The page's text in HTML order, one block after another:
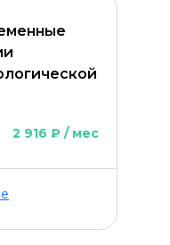
2 916 ₽ / мес